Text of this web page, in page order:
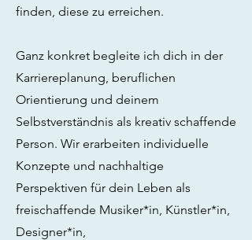
finden, diese zu erreichen.
Ganz konkret begleite ich dich in der
Karriereplanung, beruflichen
Orientierung und deinem
Selbstverständnis als kreativ schaffende
Person. Wir erarbeiten individuelle
Konzepte und nachhaltige
Perspektiven für dein Leben als
freischaffende Musiker*in, Künstler*in,
Designer*in,